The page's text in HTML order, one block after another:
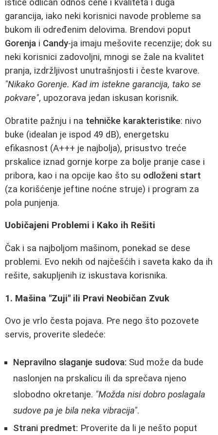
ističe odličan odnos cene i kvaliteta i duga
garancija, iako neki korisnici navode probleme sa
bukom ili određenim delovima. Brendovi poput
Gorenja i Candy-ja imaju mešovite recenzije; dok su
neki korisnici zadovoljni, mnogi se žale na kvalitet
pranja, izdržljivost unutrašnjosti i česte kvarove.
"Nikako Gorenje. Kad im istekne garancija, tako se
pokvare", upozorava jedan iskusan korisnik.
Obratite pažnju i na tehničke karakteristike: nivo
buke (idealan je ispod 49 dB), energetsku
efikasnost (A+++ je najbolja), prisustvo treće
prskalice iznad gornje korpe za bolje pranje case i
pribora, kao i na opcije kao što su odloženi start
(za korišćenje jeftine noćne struje) i program za
pola punjenja.
Uobičajeni Problemi i Kako ih Rešiti
Čak i sa najboljom mašinom, ponekad se dese
problemi. Evo nekih od najčešćih i saveta kako da ih
rešite, sakupljenih iz iskustava korisnika.
1. Mašina "Zuji" ili Pravi Neobičan Zvuk
Ovo je vrlo česta pojava. Pre nego što pozovete
servis, proverite sledeće:
Nepravilno slaganje sudova: Sud može da bude
naslonjen na prskalicu ili da sprečava njeno
slobodno okretanje. "Možda nisi dobro poslagala
sudove pa je bila neka vibracija".
Strani predmet: Proverite da li je nešto poput